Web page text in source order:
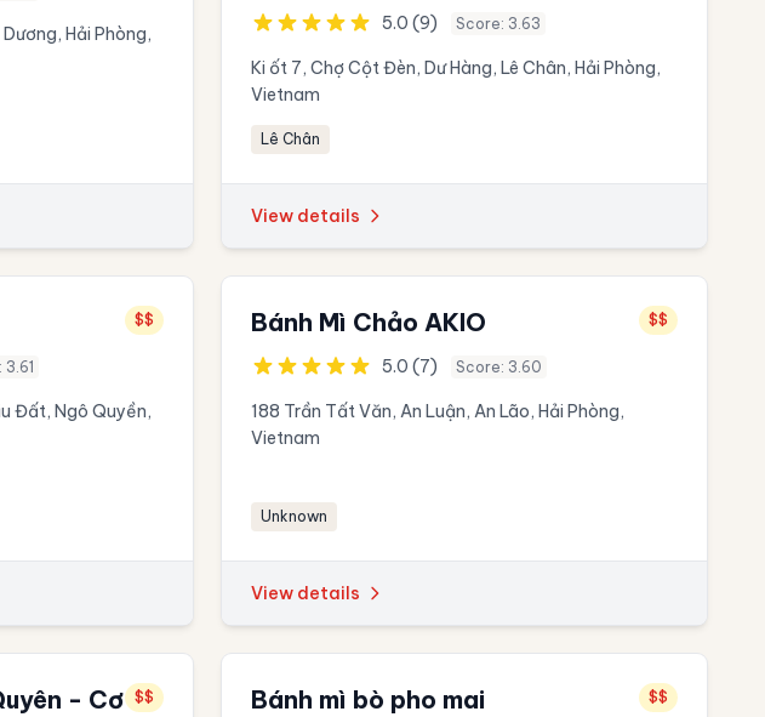
Hải Phòng,
5.0 (9) Score: 3.63
Ki ốt 7, Chợ Cột Đèn, Dư Hàng, Lê Chân, Hải Phòng,
Vietnam
Lê Chân
View details
$$
Đất, Ngô Quyền,
Bánh Mì Chảo AKIO $$
5.0 (7) Score: 3.60
188 Trần Tất Văn, An Luận, An Lão, Hải Phòng,
Vietnam
Unknown
View details
- Cơ $$ Bánh mì bò pho mai $$